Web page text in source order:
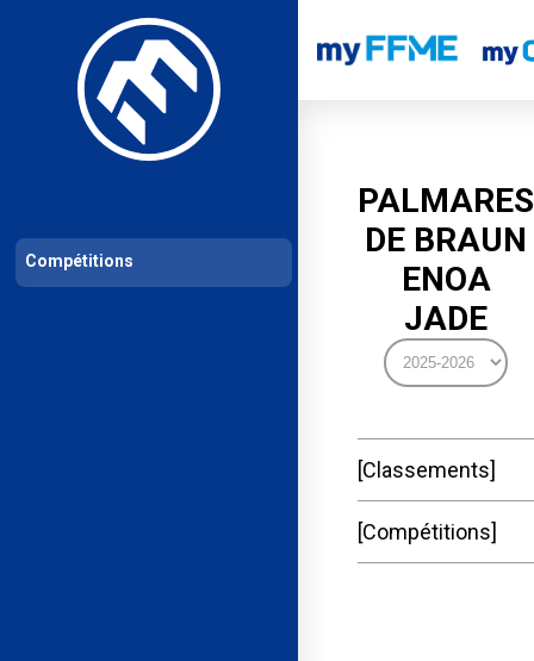
Les compétitions Calendrier de compétitions Classements
PALMARES
DE BRAUN
ENOA
JADE
Classements
Compétitions
Compétitions